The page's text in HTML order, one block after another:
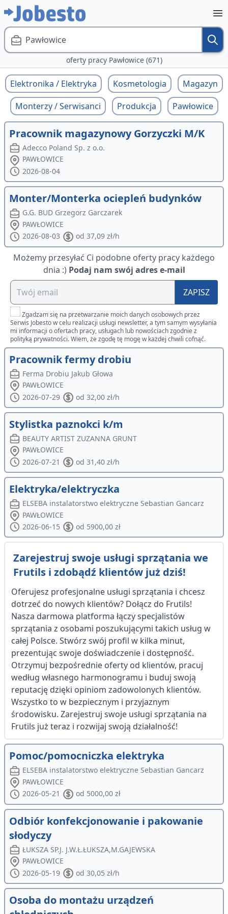
Pawłowice
oferty pracy Pawłowice (671)
Elektronika / Elektryka Kosmetologia
Magazyn
Monterzy / Serwisanci
Produkcja Pawłowice
Pracownik magazynowy Gorzyczki M/K
Adecco Poland Sp. z o.o.
PAWŁOWICE
2026-08-04
Monter/Monterka ociepleń budynków
G.G. BUD Grzegorz Garczarek
PAWŁOWICE
2026-08-03
od 37,09 zł/h
Możemy przesyłać Ci podobne oferty pracy każdego
dnia :) Podaj nam swój adres e-mail
ZAPISZ
Zgadzam się na przetwarzanie moich danych osobowych przez
Serwis Jobesto w celu realizacji usługi newsletter, a tym samym wysyłania
mi informacji o ofertach pracy, usługach lub nowościach zgodnie z
polityką prywatności. Wiem, że zgodę tę mogę w każdej chwili cofnąć.
Pracownik fermy drobiu
Ferma Drobiu Jakub Głowa
PAWŁOWICE
2026-07-29
od 32,00 zł/h
Stylistka paznokci k/m
BEAUTY ARTIST ZUZANNA GRUNT
PAWŁOWICE
2026-07-21
od 31,40 zł/h
Elektryka/elektryczka
ELSEBA instalatorstwo elektryczne Sebastian Gancarz
PAWŁOWICE
2026-06-15
od 5900,00 zł
Zarejestruj swoje usługi sprzątania we
Frutils i zdobądź klientów już dziś!
Oferujesz profesjonalne usługi sprzątania i chcesz
dotrzeć do nowych klientów? Dołącz do Frutils!
Nasza darmowa platforma łączy specjalistów
sprzątania z osobami poszukującymi takich usług w
całej Polsce. Stwórz swój profil w kilka minut,
prezentując swoje doświadczenie i dostępność.
Otrzymuj bezpośrednie oferty od klientów, pracuj
według własnego harmonogramu i buduj swoją
reputację dzięki opiniom zadowolonych klientów.
Wszystko to w bezpiecznym i przyjaznym
środowisku. Zarejestruj swoje usługi sprzątania na
Frutils już teraz i rozwijaj swoją działalność!
Pomoc/pomocniczka elektryka
ELSEBA instalatorstwo elektryczne Sebastian Gancarz
PAWŁOWICE
2026-05-21
od 5000,00 zł
Odbiór konfekcjonowanie i pakowanie
słodyczy
ŁUKSZA SP.J. J.W.Ł.ŁUKSZA,M.GAJEWSKA
PAWŁOWICE
2026-05-19
od 30,05 zł/h
Osoba do montażu urządzeń